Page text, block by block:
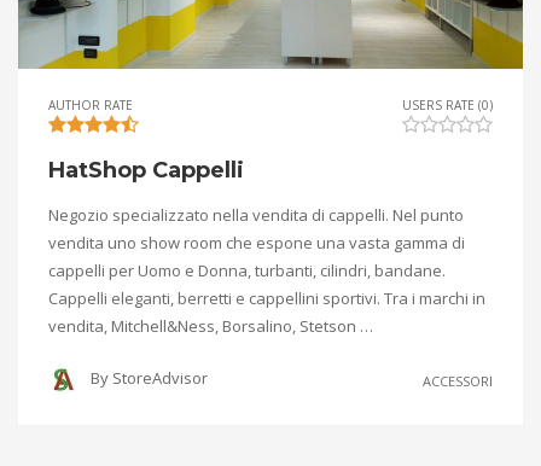
AUTHOR RATE USERS RATE (0)
HatShop Cappelli
Negozio specializzato nella vendita di cappelli. Nel punto
vendita uno show room che espone una vasta gamma di
cappelli per Uomo e Donna, turbanti, cilindri, bandane.
Cappelli eleganti, berretti e cappellini sportivi. Tra i marchi in
vendita, Mitchell&Ness, Borsalino, Stetson …
By StoreAdvisor ACCESSORI